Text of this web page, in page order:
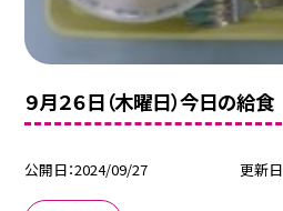
９月２６日（木曜日）今日の給食
公開日 2024/09/27 更新日